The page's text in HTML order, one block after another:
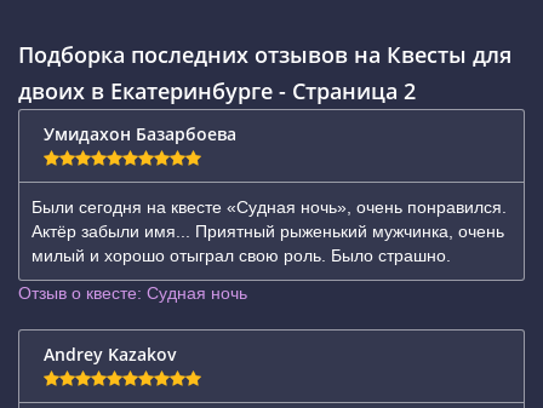
Подборка последних отзывов на Квесты для
двоих в Екатеринбурге - Страница 2
Умидахон Базарбоева
Были сегодня на квесте «Судная ночь», очень понравился.
Актёр забыли имя... Приятный рыженький мужчинка, очень
милый и хорошо отыграл свою роль. Было страшно.
Отзыв о квесте: Судная ночь
Andrey Kazakov